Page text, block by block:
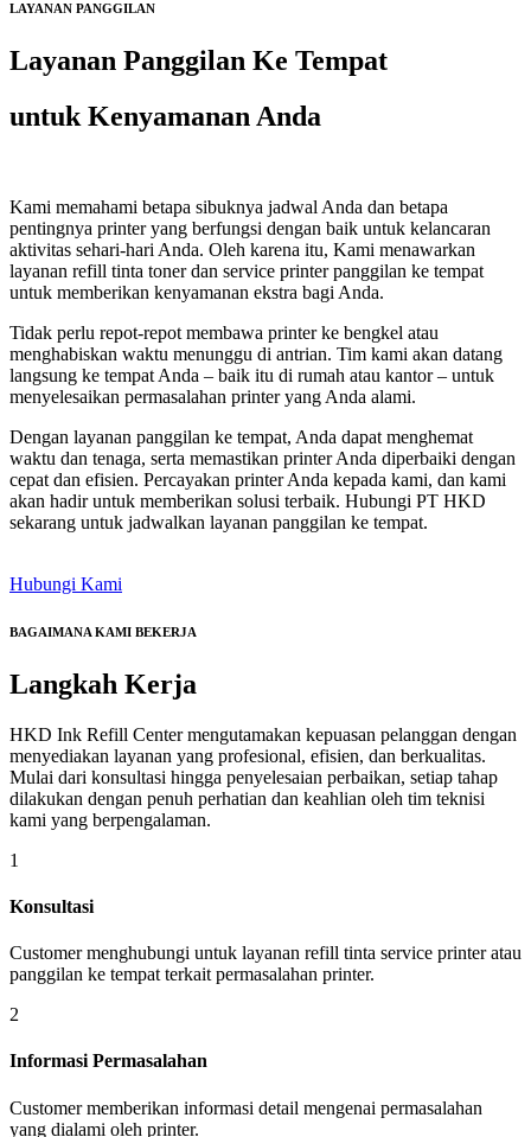
LAYANAN PANGGILAN
Layanan Panggilan Ke Tempat
untuk Kenyamanan Anda
Kami memahami betapa sibuknya jadwal Anda dan betapa
pentingnya printer yang berfungsi dengan baik untuk kelancaran
aktivitas sehari-hari Anda. Oleh karena itu, Kami menawarkan
layanan refill tinta toner dan service printer panggilan ke tempat
untuk memberikan kenyamanan ekstra bagi Anda.
Tidak perlu repot-repot membawa printer ke bengkel atau
menghabiskan waktu menunggu di antrian. Tim kami akan datang
langsung ke tempat Anda – baik itu di rumah atau kantor – untuk
menyelesaikan permasalahan printer yang Anda alami.
Dengan layanan panggilan ke tempat, Anda dapat menghemat
waktu dan tenaga, serta memastikan printer Anda diperbaiki dengan
cepat dan efisien. Percayakan printer Anda kepada kami, dan kami
akan hadir untuk memberikan solusi terbaik. Hubungi PT HKD
sekarang untuk jadwalkan layanan panggilan ke tempat.
Hubungi Kami
BAGAIMANA KAMI BEKERJA
Langkah Kerja
HKD Ink Refill Center mengutamakan kepuasan pelanggan dengan
menyediakan layanan yang profesional, efisien, dan berkualitas.
Mulai dari konsultasi hingga penyelesaian perbaikan, setiap tahap
dilakukan dengan penuh perhatian dan keahlian oleh tim teknisi
kami yang berpengalaman.
1
Konsultasi
Customer menghubungi untuk layanan refill tinta service printer atau
panggilan ke tempat terkait permasalahan printer.
2
Informasi Permasalahan
Customer memberikan informasi detail mengenai permasalahan
yang dialami oleh printer.